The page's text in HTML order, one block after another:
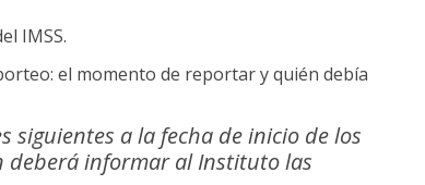
IMSS.
el momento de reportar y quién debía
siguientes a la fecha de inicio de los
deberá informar al Instituto las